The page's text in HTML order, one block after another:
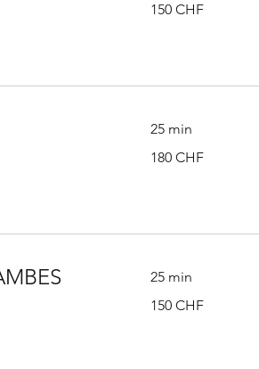
francs
150 CHF
25 min
francs
180 CHF
25 min
francs
150 CHF